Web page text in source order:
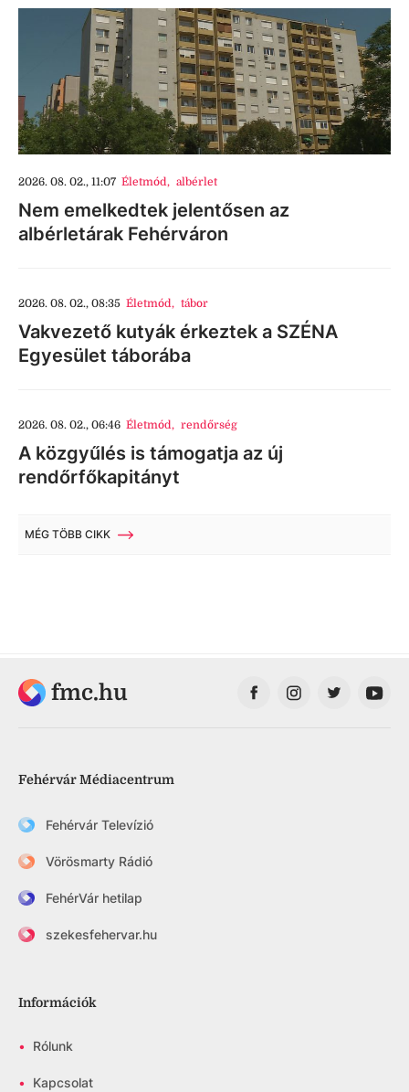
2026. 08. 02., 11:07 Életmód, albérlet
Nem emelkedtek jelentősen az
albérletárak Fehérváron
2026. 08. 02., 08:35 Életmód, tábor
Vakvezető kutyák érkeztek a SZÉNA
Egyesület táborába
2026. 08. 02., 06:46 Életmód, rendőrség
A közgyűlés is támogatja az új
rendőrfőkapitányt
MÉG TÖBB CIKK
fmc.hu
Fehérvár Médiacentrum
Fehérvár Televízió
Vörösmarty Rádió
FehérVár hetilap
szekesfehervar.hu
Információk
• Rólunk
• Kapcsolat